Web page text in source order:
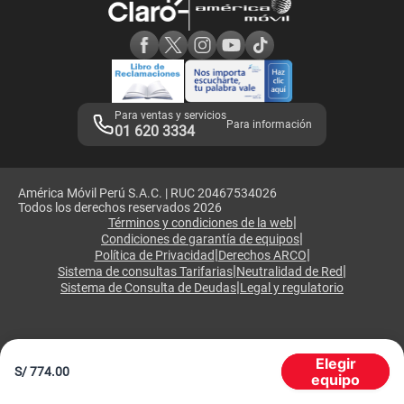
S/774.00
Elegir
equipo
Adquirientes iPhone 6, 6S y SE
Mensaje de Seguridad
Términos y Condiciones de Tienda Claro
Libro de Reclamaciones
Legales de marketplace
Para ventas y servicios
01 620 3334 Para información
América Móvil Perú S.A.C. | RUC 20467534026
Todos los derechos reservados 2026
Términos y condiciones de la web|
Condiciones de garantía de equipos|
Política de Privacidad|Derechos ARCO|
Sistema de consultas Tarifarias|Neutralidad de Red|
Sistema de Consulta de Deudas|Legal y regulatorio